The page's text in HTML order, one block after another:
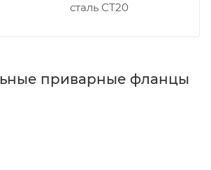
сталь СТ20
приварные фланцы